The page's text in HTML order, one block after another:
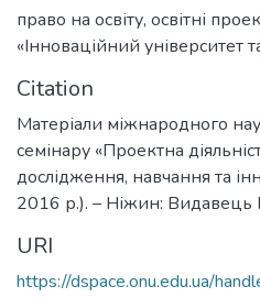
право на освіту, освітні
«Інноваційний університет
Citation
Матеріали міжнародного
семінару «Проектна
дослідження, навчання та
2016 р.). – Ніжин:
URI
https://dspace.onu.edu.ua/